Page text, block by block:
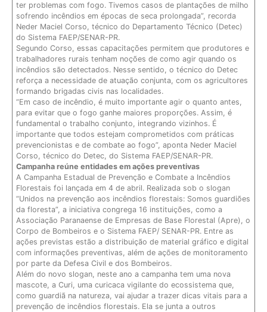
ter problemas com fogo. Tivemos casos de plantações de milho
sofrendo incêndios em épocas de seca prolongada”, recorda
Neder Maciel Corso, técnico do Departamento Técnico (Detec)
do Sistema FAEP/SENAR-PR.
Segundo Corso, essas capacitações permitem que produtores e
trabalhadores rurais tenham noções de como agir quando os
incêndios são detectados. Nesse sentido, o técnico do Detec
reforça a necessidade de atuação conjunta, com os agricultores
formando brigadas civis nas localidades.
“Em caso de incêndio, é muito importante agir o quanto antes,
para evitar que o fogo ganhe maiores proporções. Assim, é
fundamental o trabalho conjunto, integrando vizinhos. É
importante que todos estejam comprometidos com práticas
prevencionistas e de combate ao fogo”, aponta Neder Maciel
Corso, técnico do Detec, do Sistema FAEP/SENAR-PR.
Campanha reúne entidades em ações preventivas
A Campanha Estadual de Prevenção e Combate a Incêndios
Florestais foi lançada em 4 de abril. Realizada sob o slogan
“Unidos na prevenção aos incêndios florestais: Somos guardiões
da floresta”, a iniciativa congrega 16 instituições, como a
Associação Paranaense de Empresas de Base Florestal (Apre), o
Corpo de Bombeiros e o Sistema FAEP/ SENAR-PR. Entre as
ações previstas estão a distribuição de material gráfico e digital
com informações preventivas, além de ações de monitoramento
por parte da Defesa Civil e dos Bombeiros.
Além do novo slogan, neste ano a campanha tem uma nova
mascote, a Curi, uma curicaca vigilante do ecossistema que,
como guardiã na natureza, vai ajudar a trazer dicas vitais para a
prevenção de incêndios florestais. Ela se junta a outros